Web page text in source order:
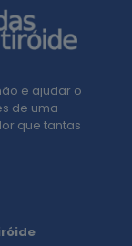
e ajudar o
de uma
que tantas